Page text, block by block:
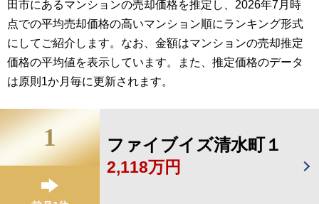
田市にあるマンションの売却価格を推定し、2026年7月時
点での平均売却価格の高いマンション順にランキング形式
にしてご紹介します。なお、金額はマンションの売却推定
価格の平均値を表示しています。また、推定価格のデータ
は原則1か月毎に更新されます。
1 ファイブイズ清水町１
2,118万円